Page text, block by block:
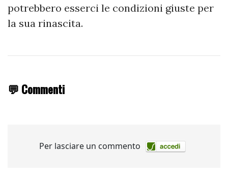
potrebbero esserci le condizioni giuste per
la sua rinascita.
💬 Commenti